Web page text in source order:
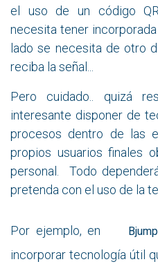
el uso de un código
necesita tener
lado se necesita de otro
reciba la señal...
Pero cuidado.. quizá
interesante disponer de
procesos dentro de las
propios usuarios finales
personal. Todo
pretenda con el uso de la
Por ejemplo, en
incorporar tecnología útil